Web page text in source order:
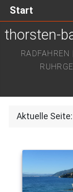
thorsten-
RADFAHREN
Aktuelle Seite:
Start